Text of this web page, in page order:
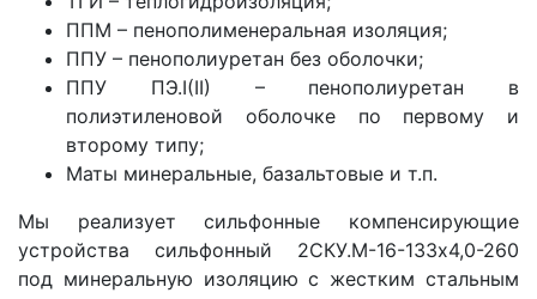
ППМ – пенополименеральная изоляция;
ППУ – пенополиуретан без оболочки;
ППУ ПЭ.I(II) – пенополиуретан в
полиэтиленовой оболочке по первому и
второму типу;
Маты минеральные, базальтовые и т.п.
Мы реализует сильфонные компенсирующие
устройства сильфонный 2СКУ.М-16-133x4,0-260
под минеральную изоляцию с жестким стальным